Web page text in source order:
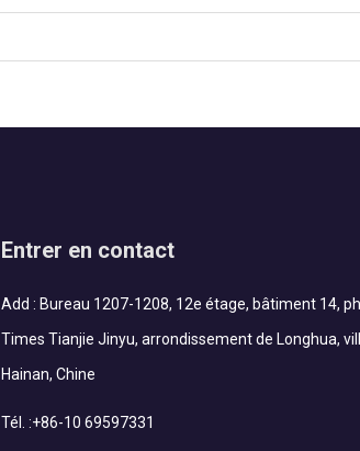
Entrer en contact
Add : Bureau 1207-1208, 12e étage, bâtiment 14,
Times Tianjie Jinyu, arrondissement de Longhua,
Hainan, Chine
Tél. :+86-10 69597331